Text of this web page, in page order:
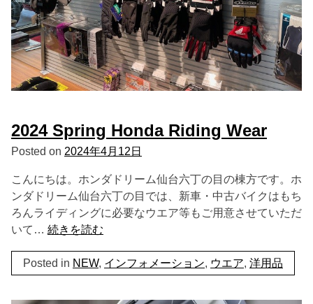
2024 Spring Honda Riding Wear
Posted on 2024年4月12日
こんにちは。ホンダドリーム仙台六丁の目の棟方です。ホ
ンダドリーム仙台六丁の目では、新車・中古バイクはもち
ろんライディングに必要なウエア等もご用意させていただ
いて… 続きを読む
Posted in NEW, インフォメーション, ウエア, 洋用品